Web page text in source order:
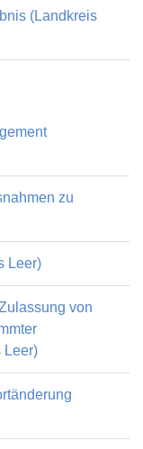
(Landkreis
zu
Leer)
von
Leer)